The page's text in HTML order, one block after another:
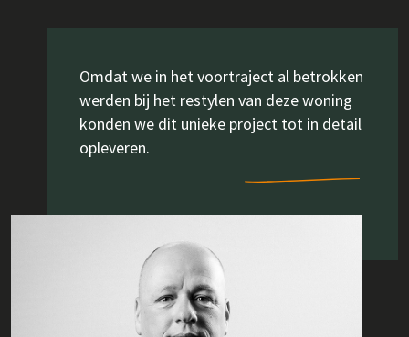
Omdat we in het voortraject al betrokken
werden bij het restylen van deze woning
konden we dit unieke project tot in detail
opleveren.